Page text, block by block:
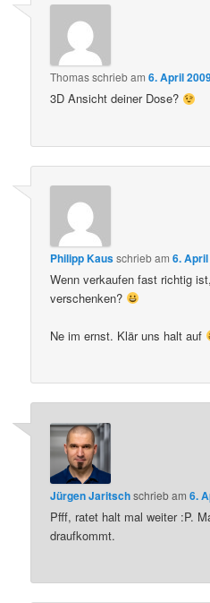
Thomasschriebam6. April
3D Ansicht deiner Dose?
Philipp Kausschriebam6.
Wenn verkaufen fast richtig
verschenken?
Ne im ernst. Klär uns halt auf
Jürgen Jaritschschriebam6.
Pfff, ratet halt mal weiter :P.
draufkommt.